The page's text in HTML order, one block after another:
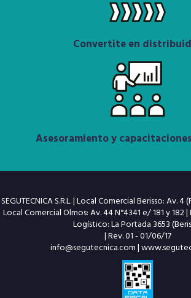
Convertite en
Asesoramiento y
SEGUTECNICA S.R.L. | Local Comercial Berisso: Av. 4
Local Comercial Olmos: Av. 44 N°4341 e/ 181 y
Logístico: La Portada 3653
| Rev. 01 - 01/06/17
info@segutecnica.com|